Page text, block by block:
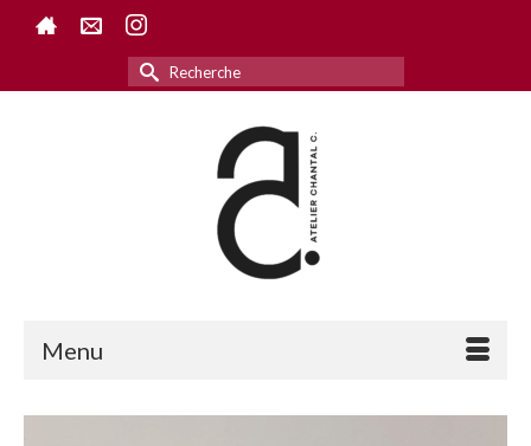
Rechercher :
Menu